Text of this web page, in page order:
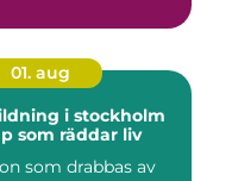
01. aug
i stockholm
som räddar liv
som drabbas av